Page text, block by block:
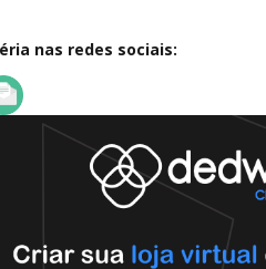
nas redes sociais: